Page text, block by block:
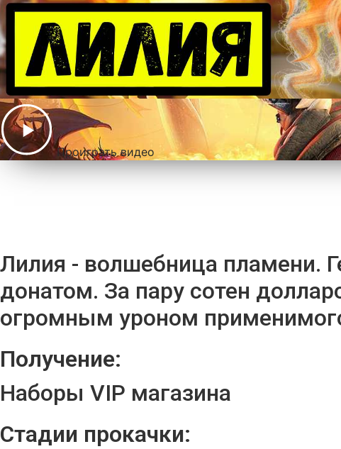
Проиграть видео
Лилия - волшебница пламени.
донатом. За пару сотен
огромным уроном
Получение:
Наборы VIP магазина
Стадии прокачки: